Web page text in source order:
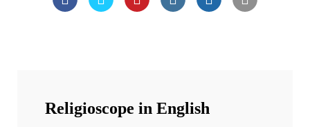
Religioscope in English